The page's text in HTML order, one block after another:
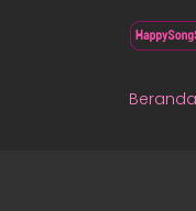
Beranda